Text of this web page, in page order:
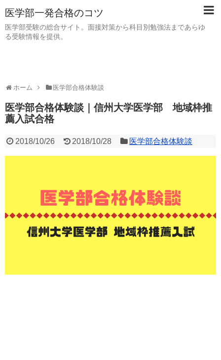
医学部一発合格のコツ
医学部受験の総合サイト。面接対策から科目別勉強法まであらゆ
る受験情報を提供。
ホーム 医学部合格体験談
医学部合格体験談｜信州大学医学部 地域枠推
薦入試合格
2018/10/26 2018/10/28 医学部合格体験談